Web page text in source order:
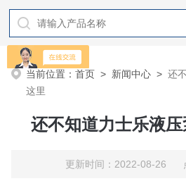
HYDAC传感器，ASCO电磁阀，ASCO
泵，安沃驰Aventics电磁阀|气缸，
当前位置：首页 > 新闻中心 >还
这里
还不知道力士乐液
更新时间：2022-08-26